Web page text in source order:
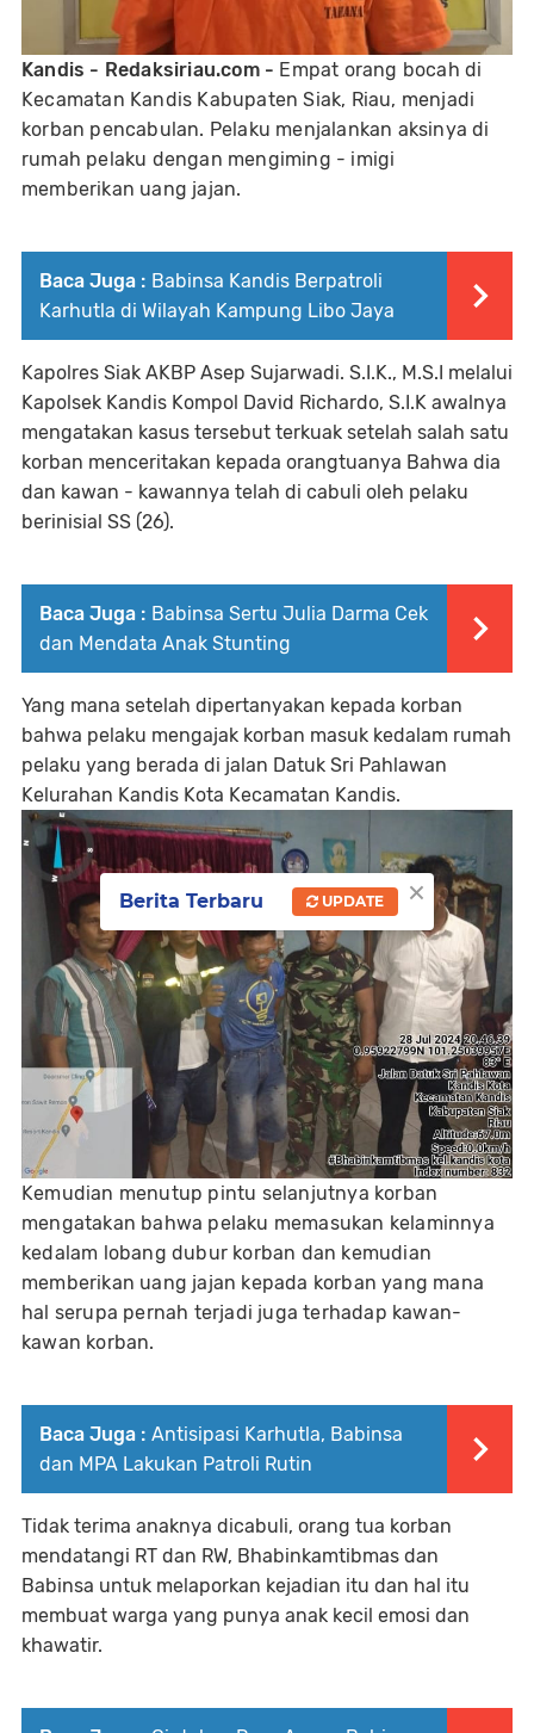
Kandis - Redaksiriau.com - Empat orang bocah di
Kecamatan Kandis Kabupaten Siak, Riau, menjadi
korban pencabulan. Pelaku menjalankan aksinya di
rumah pelaku dengan mengiming - imigi
memberikan uang jajan.
Baca Juga : Babinsa Kandis Berpatroli
Karhutla di Wilayah Kampung Libo Jaya
Kapolres Siak AKBP Asep Sujarwadi. S.I.K., M.S.I melalui
Kapolsek Kandis Kompol David Richardo, S.I.K awalnya
mengatakan kasus tersebut terkuak setelah salah satu
korban menceritakan kepada orangtuanya Bahwa dia
dan kawan - kawannya telah di cabuli oleh pelaku
berinisial SS (26).
Baca Juga : Babinsa Sertu Julia Darma Cek
dan Mendata Anak Stunting
Yang mana setelah dipertanyakan kepada korban
bahwa pelaku mengajak korban masuk kedalam rumah
pelaku yang berada di jalan Datuk Sri Pahlawan
Kelurahan Kandis Kota Kecamatan Kandis.
Kemudian menutup pintu selanjutnya korban
mengatakan bahwa pelaku memasukan kelaminnya
kedalam lobang dubur korban dan kemudian
memberikan uang jajan kepada korban yang mana
hal serupa pernah terjadi juga terhadap kawan-
kawan korban.
Baca Juga : Antisipasi Karhutla, Babinsa
dan MPA Lakukan Patroli Rutin
Tidak terima anaknya dicabuli, orang tua korban
mendatangi RT dan RW, Bhabinkamtibmas dan
Babinsa untuk melaporkan kejadian itu dan hal itu
membuat warga yang punya anak kecil emosi dan
khawatir.
×
Berita Terbaru UPDATE